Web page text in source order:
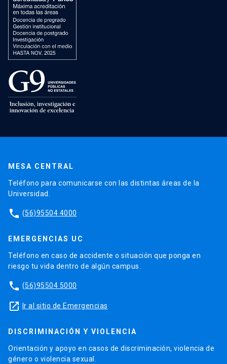
MESA CENTRAL
Teléfono para comunicarse con las distintas áreas de la
Universidad.
phone (56)95504 4000
EMERGENCIAS UC
Teléfono en caso de accidente o situación que ponga en
riesgo tu vida dentro de algún campus.
phone (56)95504 5000
launch Ir al sitio de Emergencias
DISCRIMINACIÓN Y VIOLENCIA
Orientación y apoyo en casos de discriminación, violencia de
género o violencia sexual.